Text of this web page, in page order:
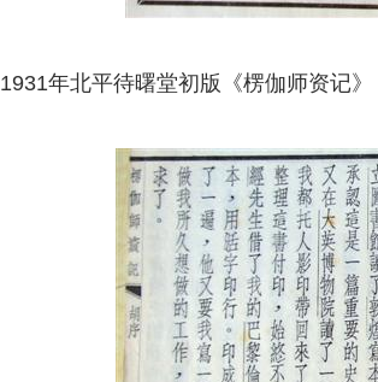
1931年北平待曙堂初版《楞伽师资记